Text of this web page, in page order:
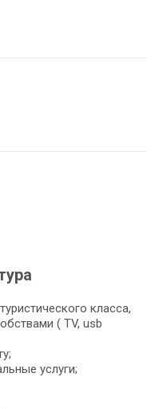
класса,
( TV, usb
услуги;